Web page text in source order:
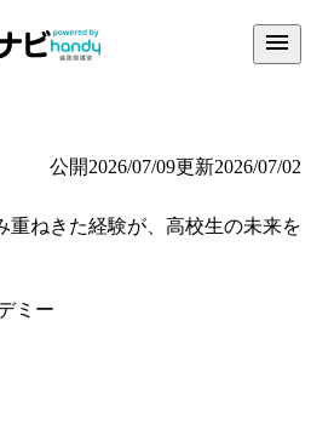
公開2026/07/09更新2026/07/02
重ねきた経験が、高校生の未来を
ミー